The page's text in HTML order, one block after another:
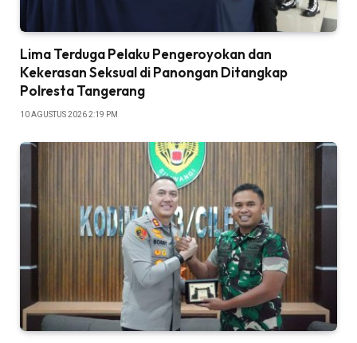
Lima Terduga Pelaku Pengeroyokan dan
Kekerasan Seksual di Panongan Ditangkap
Polresta Tangerang
10 AGUSTUS 2026 2:19 PM